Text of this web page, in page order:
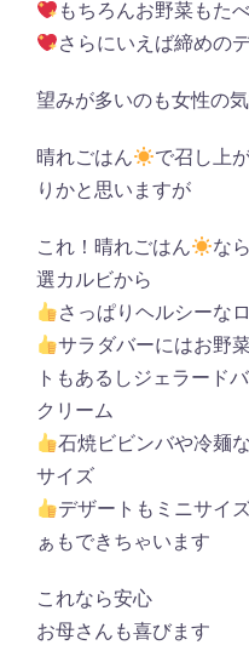
もちろんお野菜もた
さらにいえば締めの
望みが多いのも女性の
晴れごはん
で召し上
りかと思いますが
これ！晴れごはん な
選カルビから
さっぱりヘルシーな
サラダバーにはお野
トもあるしジェラード
クリーム
石焼ビビンバや冷麺
サイズ
デザートもミニサイ
ぁもできちゃいます
これなら安心
お母さんも喜びます